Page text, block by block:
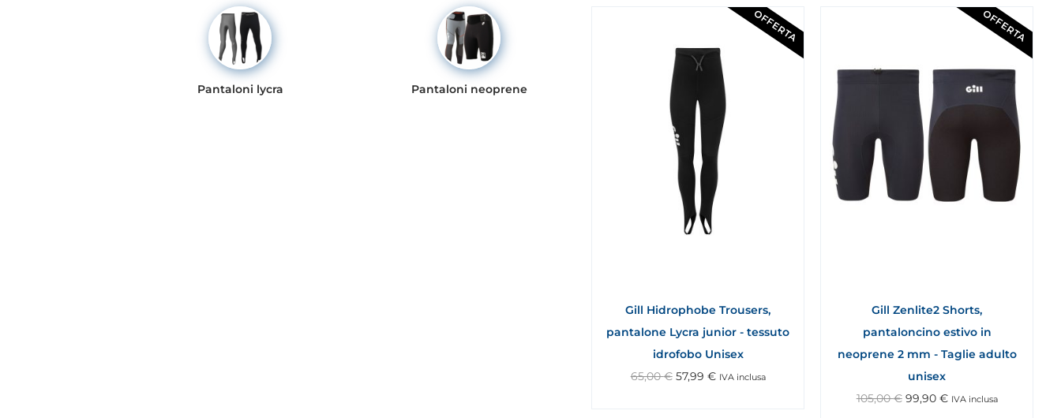
Pantaloni lycra Pantaloni neoprene
OFFERTA
Gill Hidrophobe Trousers,
pantalone Lycra junior - tessuto
idrofobo Unisex
65,00€ 57,99 € IVA inclusa
OFFERTA
Gill Zenlite2 Shorts,
pantaloncino estivo in
neoprene 2 mm - Taglie adulto
unisex
105,00€ 99,90 € IVA inclusa